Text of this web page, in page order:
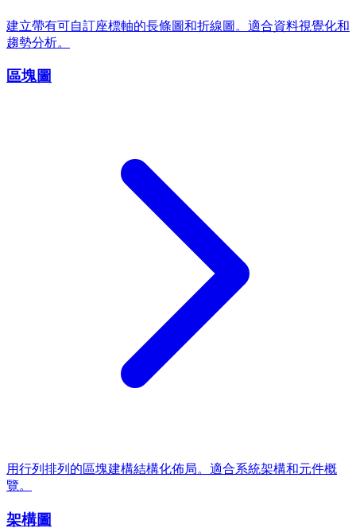
建立帶有可自訂座標軸的長條圖和折線圖。適合資料視覺化和
趨勢分析。
區塊圖
用行列排列的區塊建構結構化佈局。適合系統架構和元件概
覽。
架構圖